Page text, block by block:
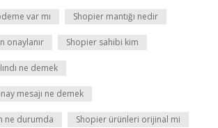
var mı Shopier mantığı nedir
onaylanır Shopier sahibi kim
ne demek
mesajı ne demek
ne durumda Shopier ürünleri orijinal mi